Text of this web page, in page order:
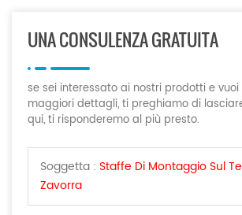
UNA CONSULENZA GRATUITA
se sei interessato ai nostri prodotti e
maggiori dettagli, ti preghiamo di
qui, ti risponderemo al più presto.
Soggetta : Staffe Di Montaggio Sul
Zavorra